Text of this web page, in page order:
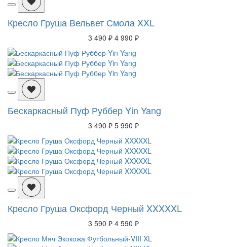
Кресло Груша Вельвет Смола XXL
3 490 ₽ 4 990 ₽
Бескаркасный Пуф Руббер Yin Yang
3 490 ₽ 5 990 ₽
Кресло Груша Оксфорд Черный XXXXXL
3 590 ₽ 4 590 ₽